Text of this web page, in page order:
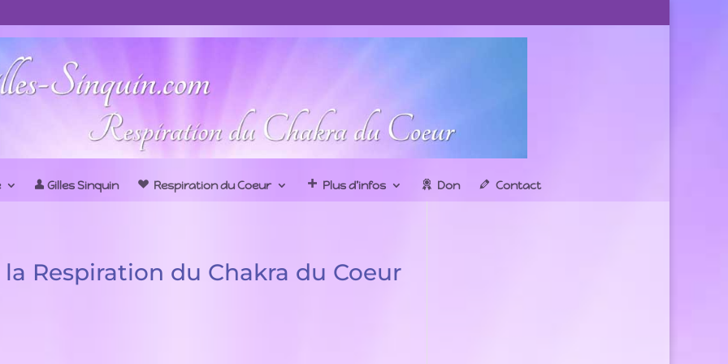
Gilles Sinquin Respiration du Coeur Plus d’infos Don Contact
Respiration du Chakra du Coeur